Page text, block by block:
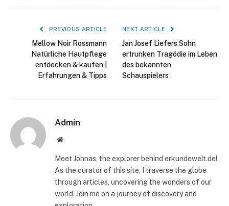
PREVIOUS ARTICLE
Mellow Noir Rossmann
Natürliche Hautpflege
entdecken & kaufen |
Erfahrungen & Tipps
NEXT ARTICLE
Jan Josef Liefers Sohn
ertrunken Tragödie im Leben
des bekannten
Schauspielers
Admin
Website
Meet Johnas, the explorer behind erkundewelt.de!
As the curator of this site, I traverse the globe
through articles, uncovering the wonders of our
world. Join me on a journey of discovery and